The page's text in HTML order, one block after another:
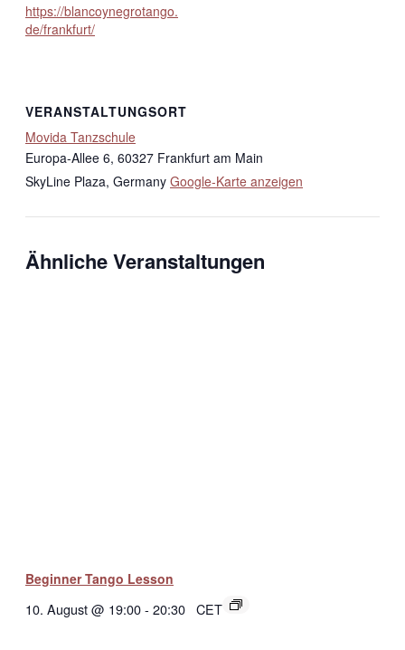
https://blancoynegrotango.
de/frankfurt/
VERANSTALTUNGSORT
Movida Tanzschule
Europa-Allee 6, 60327 Frankfurt am Main
SkyLine Plaza, Germany Google-Karte anzeigen
Ähnliche Veranstaltungen
Beginner Tango Lesson
10. August @ 19:00- 20:30 CET